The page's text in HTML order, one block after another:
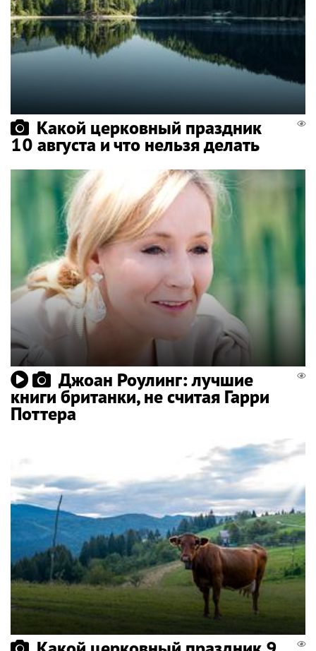
Какой церковный праздник
10 августа и что нельзя делать
Джоан Роулинг: лучшие
книги британки, не считая Гарри
Поттера